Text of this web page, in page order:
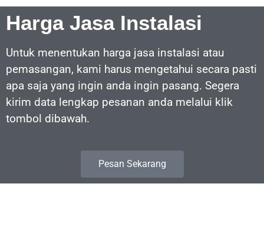
Harga Jasa Instalasi
Untuk menentukan harga jasa instalasi atau
pemasangan, kami harus mengetahui secara pasti
apa saja yang ingin anda ingin pasang. Segera
kirim data lengkap pesanan anda melalui klik
tombol dibawah.
Pesan Sekarang